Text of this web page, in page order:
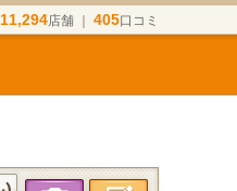
11,294店舗 ｜ 405口コミ